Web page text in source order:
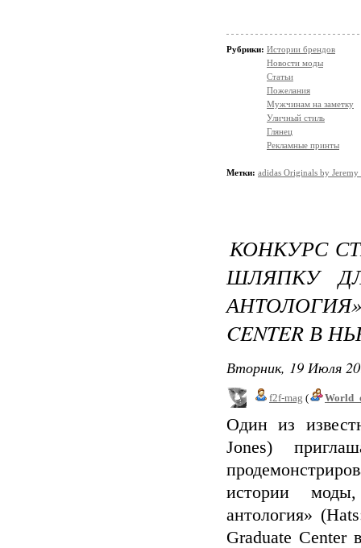
Рубрики: Истории брендов
Новости моды
Статьи
Пожелания
Мужчинам на заметку
Уличный стиль
Глянец
Рекламные принты
Метки: adidas Originals by Jeremy
КОНКУРС
ШЛЯПКУ
CENTER В
Вторник, 19 Июля
f2f-mag (
Один из
Jones)
истории
антология»
Graduate Center